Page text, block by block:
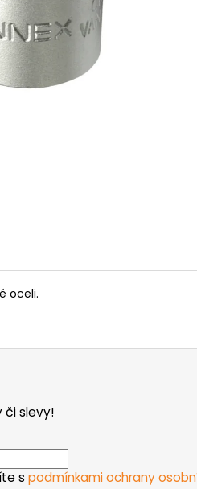
oceli.
NIKL
MATICE
či slevy!
s podmínkami ochrany